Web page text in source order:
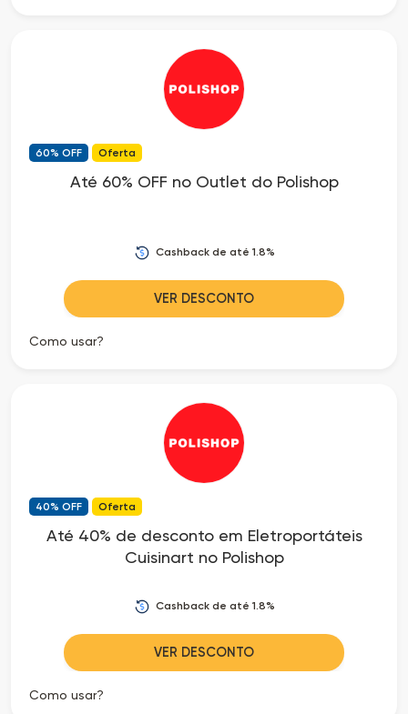
60% OFF Oferta
Até 60% OFF no Outlet do Polishop
Cashback de até 1.8%
VER DESCONTO
Como usar?
40% OFF Oferta
Até 40% de desconto em Eletroportáteis
Cuisinart no Polishop
Cashback de até 1.8%
VER DESCONTO
Como usar?